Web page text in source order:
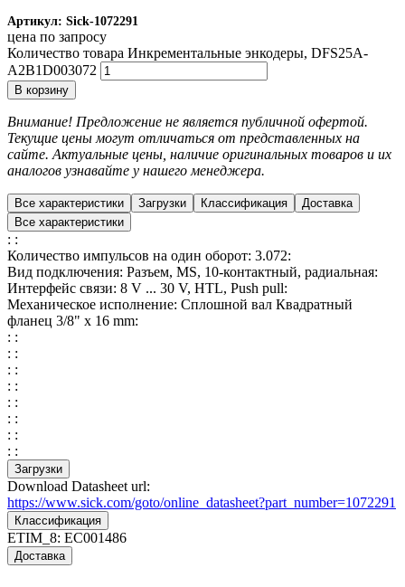
Артикул: Sick-1072291
цена по запросу
Количество товара Инкрементальные энкодеры, DFS25A-
A2B1D003072
В корзину
Внимание! Предложение не является публичной офертой.
Текущие цены могут отличаться от представленных на
сайте. Актуальные цены, наличие оригинальных товаров и их
аналогов узнавайте у нашего менеджера.
Все характеристики Загрузки Классификация
Доставка
Все характеристики
: :
Количество импульсов на один оборот: 3.072:
Вид подключения: Разъем, MS, 10-контактный, радиальная:
Интерфейс связи: 8 V ... 30 V, HTL, Push pull:
Механическое исполнение: Сплошной вал Квадратный
фланец 3/8" x 16 mm:
: :
: :
: :
: :
: :
: :
: :
: :
Загрузки
Download Datasheet url:
https://www.sick.com/goto/online_datasheet?part_number=1072291
Классификация
ETIM_8: EC001486
Доставка